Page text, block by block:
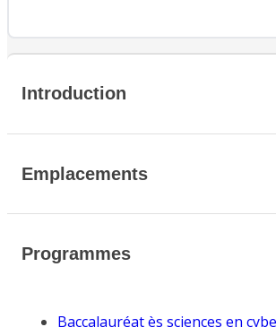
Introduction
Emplacements
Programmes
Baccalauréat ès sciences en